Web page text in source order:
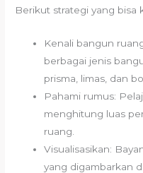
Berikut strategi yang bisa
Kenali bangun
berbagai jenis
prisma, limas, dan
Pahami rumus:
menghitung luas
ruang.
Visualisasikan:
yang digambarkan